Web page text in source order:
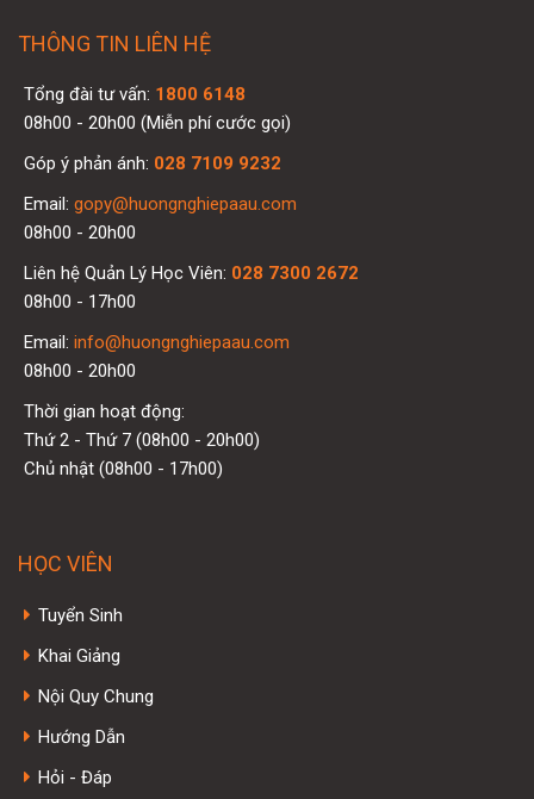
THÔNG TIN LIÊN HỆ
Tổng đài tư vấn: 1800 6148
08h00 - 20h00 (Miễn phí cước gọi)
Góp ý phản ánh: 028 7109 9232
Email: gopy@huongnghiepaau.com
08h00 - 20h00
Liên hệ Quản Lý Học Viên: 028 7300 2672
08h00 - 17h00
Email: info@huongnghiepaau.com
08h00 - 20h00
Thời gian hoạt động:
Thứ 2 - Thứ 7 (08h00 - 20h00)
Chủ nhật (08h00 - 17h00)
HỌC VIÊN
Tuyển Sinh
Khai Giảng
Nội Quy Chung
Hướng Dẫn
Hỏi - Đáp